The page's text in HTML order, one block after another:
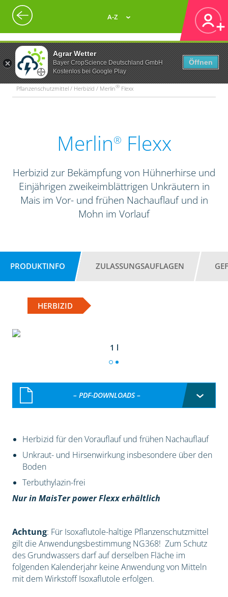
Agrar Wetter
Bayer CropScience Deutschland GmbH
Kostenlos bei Google Play
Öffnen
A-Z
Pflanzenschutzmittel / Herbizid / Merlin® Flexx
Merlin® Flexx
Herbizid zur Bekämpfung von Hühnerhirse und
Einjährigen zweikeimblättrigen Unkräutern in
Mais im Vor- und frühen Nachauflauf und in
Mohn im Vorlauf
PRODUKTINFO ZULASSUNGSAUFLAGEN
HERBIZID
1 l
– PDF-DOWNLOADS –
Herbizid für den Vorauflauf und frühen Nachauflauf
Unkraut- und Hirsenwirkung insbesondere über den
Boden
Terbuthylazin-frei
Nur in MaisTer power Flexx erhältlich
Achtung: Für Isoxaflutole-haltige Pflanzenschutzmittel
gilt die Anwendungsbestimmung NG368! Zum Schutz
des Grundwassers darf auf derselben Fläche im
folgenden Kalenderjahr keine Anwendung von Mitteln
mit dem Wirkstoff Isoxaflutole erfolgen.